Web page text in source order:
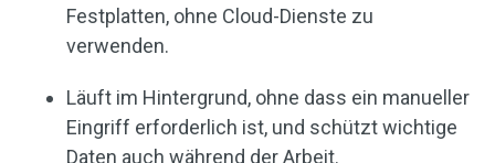
Festplatten, ohne Cloud-Dienste zu
verwenden.
Läuft im Hintergrund, ohne dass ein manueller
Eingriff erforderlich ist, und schützt wichtige
Daten auch während der Arbeit.